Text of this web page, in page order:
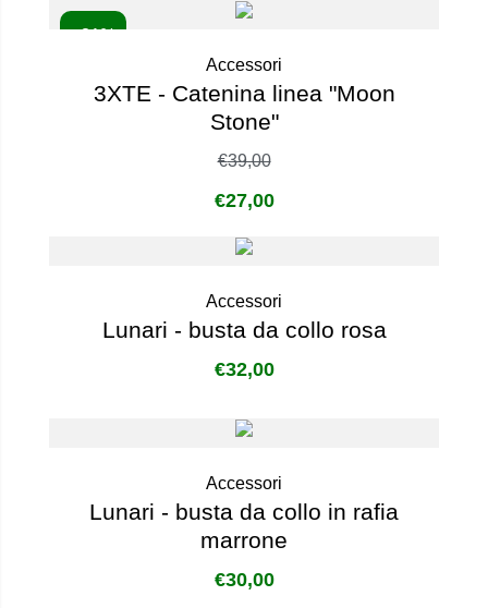
- 31%
Accessori
3XTE - Catenina linea "Moon
Stone"
€39,00
€27,00
Accessori
Lunari - busta da collo rosa
€32,00
Accessori
Lunari - busta da collo in rafia
marrone
€30,00